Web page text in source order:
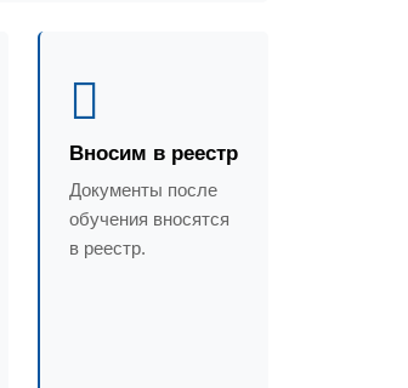
Вносим в реестр
Документы после
обучения вносятся
в реестр.